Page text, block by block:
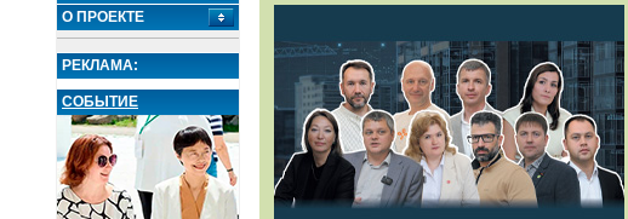
О ПРОЕКТЕ
РЕКЛАМА:
СОБЫТИЕ